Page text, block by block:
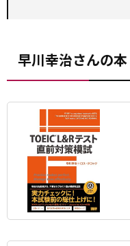
早川幸治さんの本